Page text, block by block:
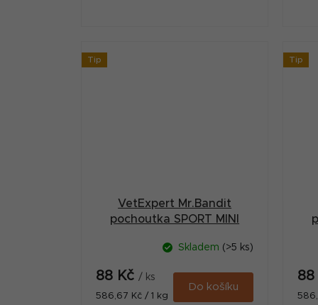
Tip
VetExpert Mr.Bandit
pochoutka SPORT MINI
Skladem (>5 ks)
88 Kč / ks
Měrná
586,67 Kč / 1 kg
Do košíku
Tip
88